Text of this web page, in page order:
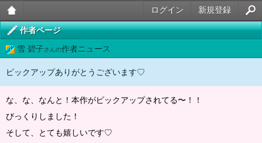
大人
のケ
ータ
能小
説
新規登録
ログイン
作者ページ
雪 碧子さんの作者ニュース
ピックアップありがとうございます♡
な、な、なんと！本作がピックアップされてる〜！！
びっくりしました！
そして、とても嬉しいです♡